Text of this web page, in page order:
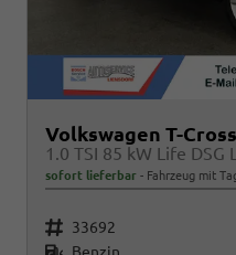
Volkswagen T-Cross
sofort lieferbar Fahrzeug mit
Fahrzeugnr. 33692
Kraftstoff